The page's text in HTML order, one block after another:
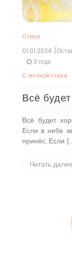
Стихи
01.01.2024 /
3 года
С меткой стихи
Всё
Всё будет
Если в небе
принёс, Если
Читать далее